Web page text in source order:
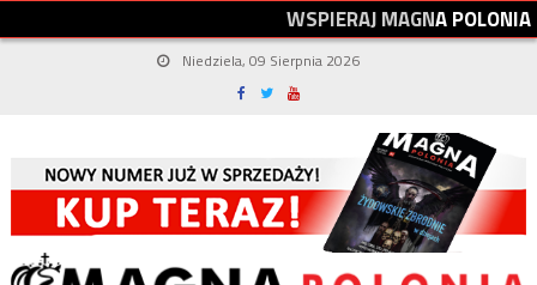
WSPIERAJMAGNAPOLONIA
Niedziela, 09 Sierpnia 2026